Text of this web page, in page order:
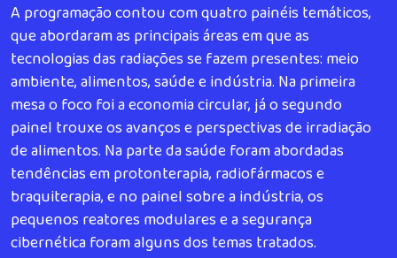
A programação contou com quatro painéis temáticos,
que abordaram as principais áreas em que as
tecnologias das radiações se fazem presentes: meio
ambiente, alimentos, saúde e indústria. Na primeira
mesa o foco foi a economia circular, já o segundo
painel trouxe os avanços e perspectivas de irradiação
de alimentos. Na parte da saúde foram abordadas
tendências em protonterapia, radiofármacos e
braquiterapia, e no painel sobre a indústria, os
pequenos reatores modulares e a segurança
cibernética foram alguns dos temas tratados.